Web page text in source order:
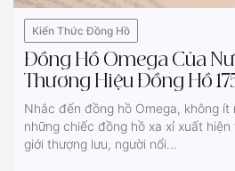
Kiến Thức Đồng Hồ
Đồng Hồ Omega Của
Thương Hiệu Đồng Hồ
Nhắc đến đồng hồ Omega, không ít
những chiếc đồng hồ xa xỉ xuất
giới thượng lưu, người nổi...